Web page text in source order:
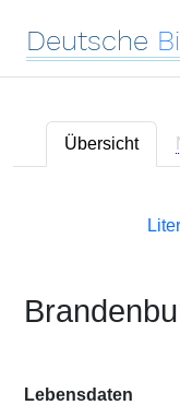
Deutsche
Übersicht
Lebensdaten